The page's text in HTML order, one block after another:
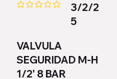
Aún no hay calificaciones
3/2/2
5
VALVULA
SEGURIDAD M-H
1/2' 8 BAR